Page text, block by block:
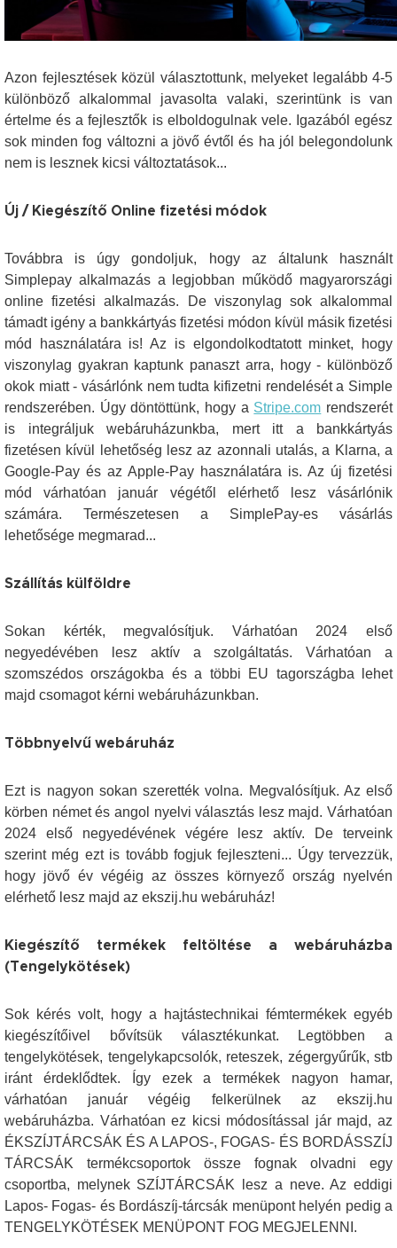
Azon fejlesztések közül választottunk, melyeket legalább 4-5
különböző alkalommal javasolta valaki, szerintünk is van
értelme és a fejlesztők is elboldogulnak vele. Igazából egész
sok minden fog változni a jövő évtől és ha jól belegondolunk
nem is lesznek kicsi változtatások...
Új / Kiegészítő Online fizetési módok
Továbbra is úgy gondoljuk, hogy az általunk használt
Simplepay alkalmazás a legjobban működő magyarországi
online fizetési alkalmazás. De viszonylag sok alkalommal
támadt igény a bankkártyás fizetési módon kívül másik fizetési
mód használatára is! Az is elgondolkodtatott minket, hogy
viszonylag gyakran kaptunk panaszt arra, hogy - különböző
okok miatt - vásárlónk nem tudta kifizetni rendelését a Simple
rendszerében. Úgy döntöttünk, hogy a Stripe.com rendszerét
is integráljuk webáruházunkba, mert itt a bankkártyás
fizetésen kívül lehetőség lesz az azonnali utalás, a Klarna, a
Google-Pay és az Apple-Pay használatára is. Az új fizetési
mód várhatóan január végétől elérhető lesz vásárlónik
számára. Természetesen a SimplePay-es vásárlás
lehetősége megmarad...
Szállítás külföldre
Sokan kérték, megvalósítjuk. Várhatóan 2024 első
negyedévében lesz aktív a szolgáltatás. Várhatóan a
szomszédos országokba és a többi EU tagországba lehet
majd csomagot kérni webáruházunkban.
Többnyelvű webáruház
Ezt is nagyon sokan szerették volna. Megvalósítjuk. Az első
körben német és angol nyelvi választás lesz majd. Várhatóan
2024 első negyedévének végére lesz aktív. De terveink
szerint még ezt is tovább fogjuk fejleszteni... Úgy tervezzük,
hogy jövő év végéig az összes környező ország nyelvén
elérhető lesz majd az ekszij.hu webáruház!
Kiegészítő termékek feltöltése a webáruházba
(Tengelykötések)
Sok kérés volt, hogy a hajtástechnikai fémtermékek egyéb
kiegészítőivel bővítsük választékunkat. Legtöbben a
tengelykötések, tengelykapcsolók, reteszek, zégergyűrűk, stb
iránt érdeklődtek. Így ezek a termékek nagyon hamar,
várhatóan január végéig felkerülnek az ekszij.hu
webáruházba. Várhatóan ez kicsi módosítással jár majd, az
ÉKSZÍJTÁRCSÁK ÉS A LAPOS-, FOGAS- ÉS BORDÁSSZÍJ
TÁRCSÁK termékcsoportok össze fognak olvadni egy
csoportba, melynek SZÍJTÁRCSÁK lesz a neve. Az eddigi
Lapos- Fogas- és Bordászíj-tárcsák menüpont helyén pedig a
TENGELYKÖTÉSEK MENÜPONT FOG MEGJELENNI.